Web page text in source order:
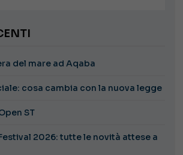
del mare ad Aqaba
cosa cambia con la nuova legge
ST
2026: tutte le novità attese a